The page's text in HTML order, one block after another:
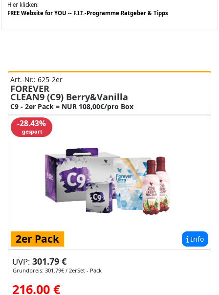
Hier klicken:
FREE Website for YOU -- F.I.T.-Programme Ratgeber & Tipps
Art.-Nr.: 625-2er
FOREVER
CLEAN9 (C9) Berry&Vanilla
C9 - 2er Pack = NUR 108,00€/pro Box
-28.43%
gespart
Info
2er Pack
UVP: 301.79 €
Grundpreis: 301.79€ / 2erSet - Pack
216.00 €